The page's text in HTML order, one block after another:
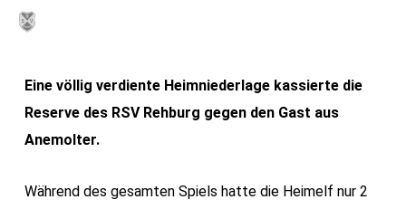
Skip
contentEine völlig verdiente Heimniederlage kassierte die
Reserve des RSV Rehburg gegen den Gast aus
Anemolter.
Während des gesamten Spiels hatte die Heimelf nur 2